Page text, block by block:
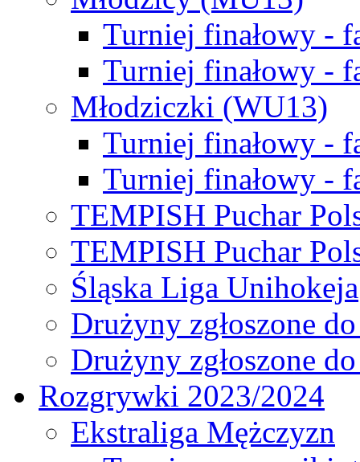
Turniej finałowy -
Turniej finałowy -
Młodziczki (WU13)
Turniej finałowy -
Turniej finałowy -
TEMPISH Puchar
TEMPISH Puchar
Śląska Liga Unihokeja
Drużyny zgłoszone
Drużyny zgłoszone
Rozgrywki 2023/2024
Ekstraliga Mężczyzn